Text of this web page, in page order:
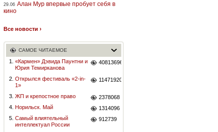
29.06 Алан Мур впервые пробует себя в
кино
Все новости ›
САМОЕ ЧИТАЕМОЕ
1.
«Кармен» Дэвида Паунтни и
Юрия Темирканова
40813696
2. Открылся фестиваль «2-in-
1»
11471920
3. ЖП и крепостное право
2378068
4. Норильск. Май
1314096
5. Самый влиятельный
интеллектуал России
912739